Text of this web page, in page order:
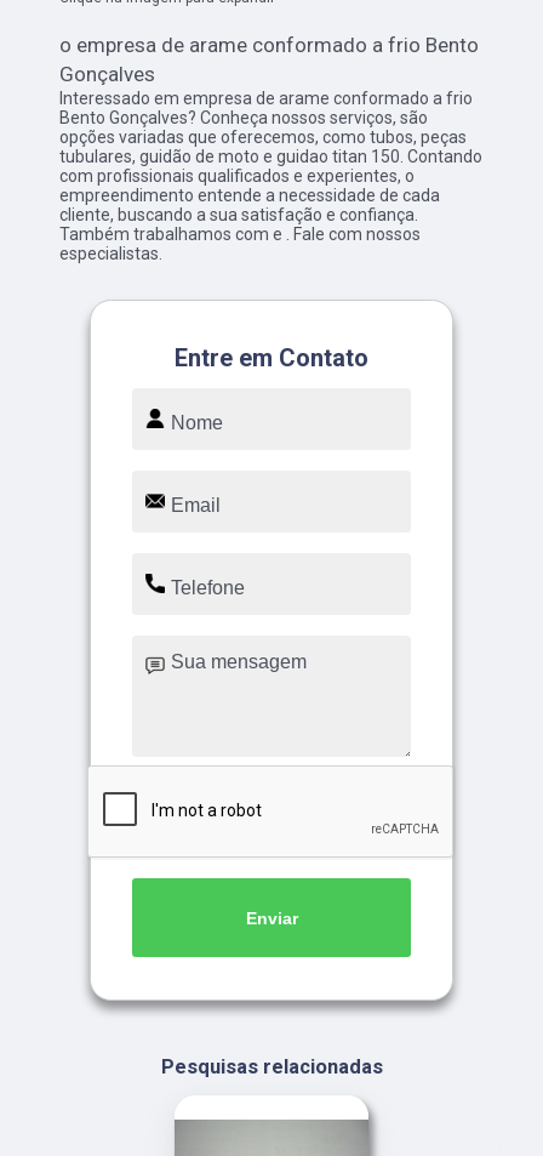
o empresa de arame conformado a frio Bento
Gonçalves
Interessado em empresa de arame conformado a frio
Bento Gonçalves? Conheça nossos serviços, são
opções variadas que oferecemos, como tubos, peças
tubulares, guidão de moto e guidao titan 150. Contando
com profissionais qualificados e experientes, o
empreendimento entende a necessidade de cada
cliente, buscando a sua satisfação e confiança.
Também trabalhamos com e . Fale com nossos
especialistas.
Entre em Contato
Enviar
Pesquisas relacionadas